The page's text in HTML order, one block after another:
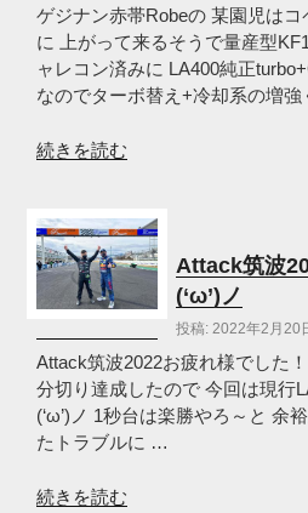
110
馬
力
で
成
の
ゲジナン赤帯Robeの 某園児は
に 上がって来るそうで量産型
ャレコン済みに LA400純正
なのでターボ替え+冷却系の増
“ゲ
ン
赤
帯
Robe
は
量
産
型
KF150
(‘ω’)
続きを読む
Attack筑波
(‘ω’)ノ
投稿: 2022年2月20
Attack筑波2022お疲れ様でした
分切り達成したので 今回は現行
(‘ω’)ノ 1秒台は楽勝やろ～と 余
たトラブルに …
“Attack
続きを読む